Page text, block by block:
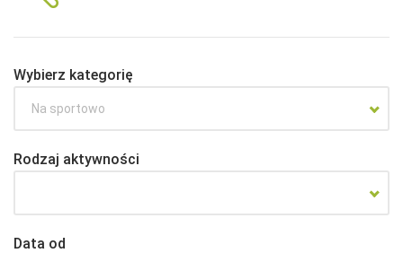
Wybierz kategorię
Na sportowo
Rodzaj aktywności
Data od